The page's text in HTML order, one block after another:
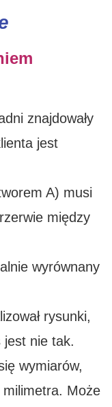
znajdowały
jest
A) musi
między
wyrównany
rysunki,
jest nie tak.
wymiarów,
milimetra. Może